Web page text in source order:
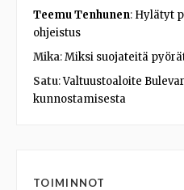
Teemu Tenhunen: Hylätyt
ohjeistus
Mika:Miksi suojateitä
Satu:Valtuustoaloite
kunnostamisesta
TOIMINNOT